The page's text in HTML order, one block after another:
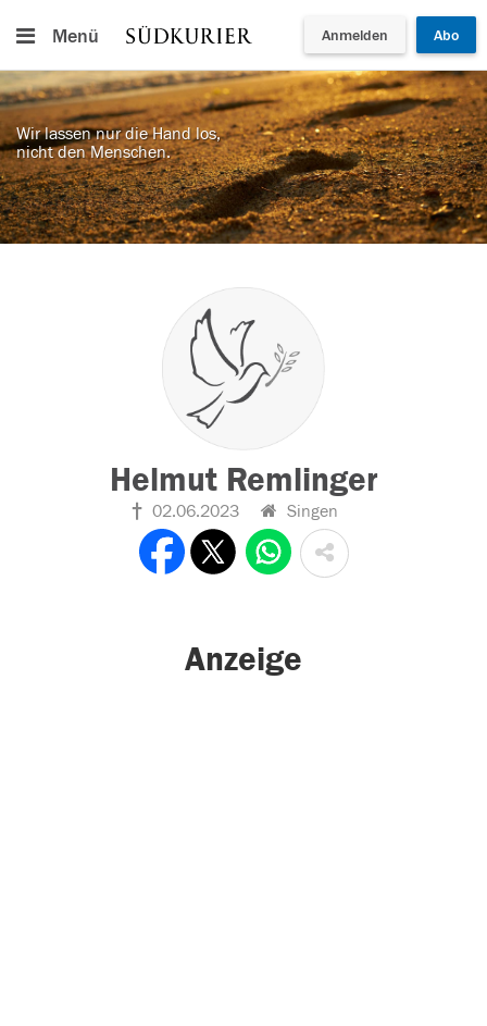
Menü Anmelden Abo
Wir lassen nur die Hand los,
nicht den Menschen.
Helmut Remlinger
02.06.2023 Singen
Anzeige